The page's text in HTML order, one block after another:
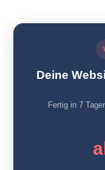
Deine
Fertig in 7